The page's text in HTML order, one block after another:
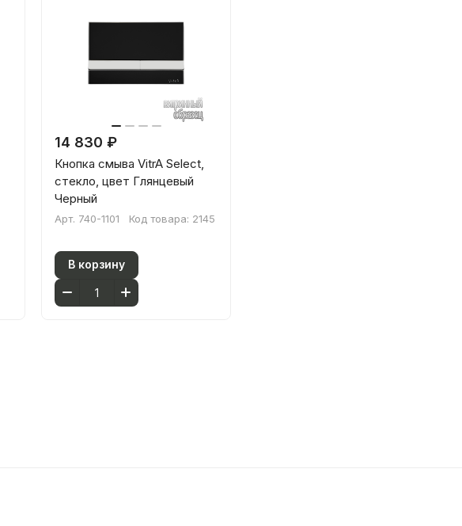
14 830 ₽
Кнопка смыва VitrA Select,
стекло, цвет Глянцевый
Черный
Арт. 740-1101 Код товара: 2145
В корзину